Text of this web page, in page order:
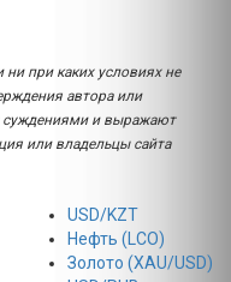
при каких условиях не
автора или
суждениями и выражают
или владельцы сайта
USD/KZT
Нефть (LCO)
Золото (XAU/USD)